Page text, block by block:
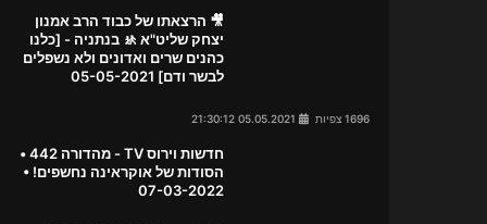
🎥 הרצאתו של כבוד הרב אמנון
יצחק שליט"א 🚸 בנתניה - [כלנו
כהנים שרים ואדונים ולא נשפלים
לבשר ודם] 05-05-2021
1696 צפיות
חדשות וירוס TV - מהדורה 442 •
הסודות של אוקראינה נחשפים! •
07-03-2022